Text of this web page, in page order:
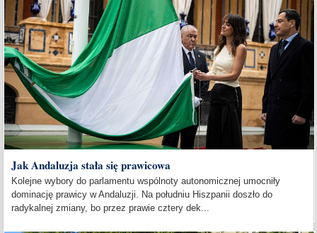
Jak Andaluzja stała się prawicowa
Kolejne wybory do parlamentu wspólnoty autonomicznej umocniły
dominację prawicy w Andaluzji. Na południu Hiszpanii doszło do
radykalnej zmiany, bo przez prawie cztery dek...